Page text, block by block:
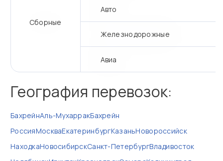
Сборные
Авто
Железнодорожные
Авиа
География перевозок:
БахрейнАль-МухарракБахрейн
РоссияМоскваЕкатеринбургКазаньНовороссийск
НаходкаНовосибирскСанкт-ПетербургВладивосток